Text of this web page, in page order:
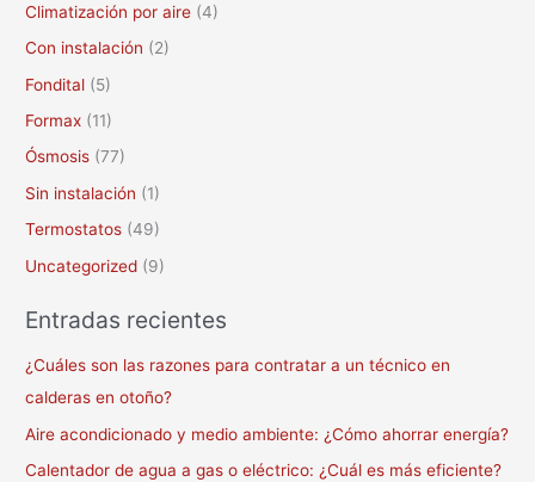
Climatización por aire (4)
Con instalación (2)
Fondital (5)
Formax (11)
Ósmosis (77)
Sin instalación (1)
Termostatos (49)
Uncategorized (9)
Entradas recientes
¿Cuáles son las razones para contratar a un técnico en
calderas en otoño?
Aire acondicionado y medio ambiente: ¿Cómo ahorrar energía?
Calentador de agua a gas o eléctrico: ¿Cuál es más eficiente?